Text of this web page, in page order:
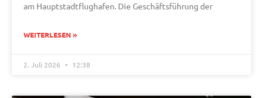
am Hauptstadtflughafen. Die Geschäftsführung der
WEITERLESEN »
2. Juli 2026 12:38